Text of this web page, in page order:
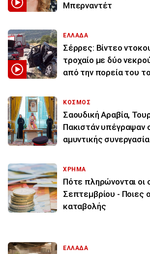
Μπερναντέτ
ΕΛΛΑΔΑ
Σέρρες: Βίντεο
τροχαίο με δύο
από την πορεία του
ΚΟΣΜΟΣ
Σαουδική Αραβία,
Πακιστάν υπέγραψαν
αμυντικής
ΧΡΗΜΑ
Πότε πληρώνονται οι
Σεπτεμβρίου - Ποιες
καταβολής
ΕΛΛΑΔΑ